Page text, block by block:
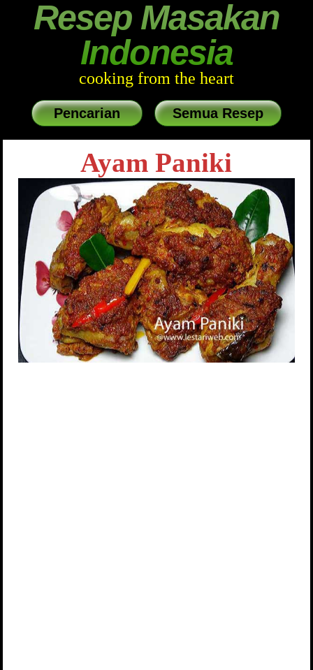
Resep Masakan
Indonesia
cooking from the heart
Pencarian Semua Resep
Ayam Paniki